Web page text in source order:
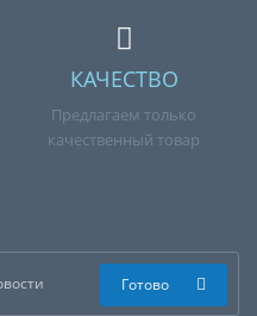
КАЧЕСТВО
Предлагаем только
качественный товар
Готово